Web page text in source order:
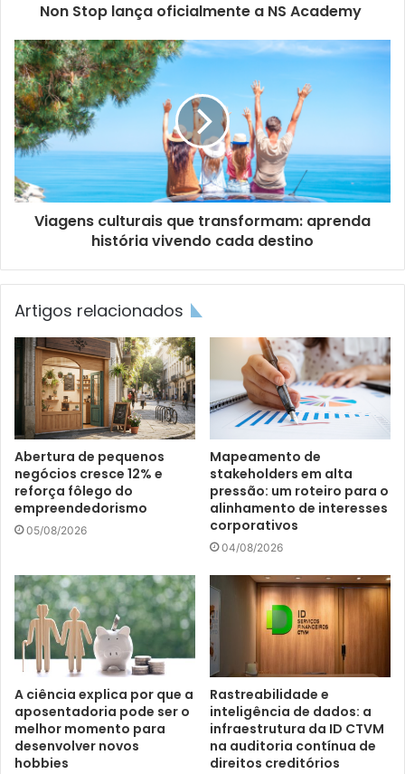
Non Stop lança oficialmente a NS Academy
Viagens culturais que transformam: aprenda
história vivendo cada destino
Artigos relacionados
Abertura de pequenos
negócios cresce 12% e
reforça fôlego do
empreendedorismo
05/08/2026
Mapeamento de
stakeholders em alta
pressão: um roteiro para o
alinhamento de interesses
corporativos
04/08/2026
A ciência explica por que a
aposentadoria pode ser o
melhor momento para
desenvolver novos
hobbies
Rastreabilidade e
inteligência de dados: a
infraestrutura da ID CTVM
na auditoria contínua de
direitos creditórios